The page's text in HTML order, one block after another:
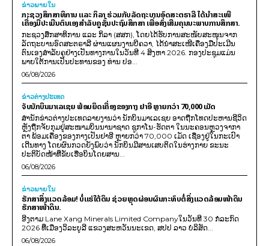
ຂ່າວພາຍ​ໃນ
ກະຊວງສຶກສາທິການ ແລະ ກິລາ ຮ່ວມກັບລັດຖະບານອົດສະຕຣາລີ ໄດ້ນຳສະເໜີ
ເຄື່ອງມືປະເມີນຕົນເອງສຳລັບຄູຊັ້ນປະຖົມສຶກສາ ເພື່ອສົ່ງເສີມຄຸນນະພາບການສຶກສາ.
ກະຊວງສຶກສາທິການ ແລະ ກິລາ (ສສກ), ໂດຍໄດ້ຮັບການສະໜັບສະໜູນຈາກ
ລັດຖະບານອົດສະຕຣາລີ ຜ່ານແຜນງານບີຄວາ, ໄດ້ນຳສະເໜີເຄື່ອງມືປະເມີນ
ຕົນເອງສຳລັບຄູຢ່າງເປັນທາງການໃນວັນທີ 4 ສິງຫາ 2026. ກອງປະຊຸມແມ່ນ
ພາຍໃຕ້ການເປັນປະທານຂອງ ທ່ານ ປອ...
06/08/2026
ຂ່າວຕ່າງປະເທດ
ຈັບນັກບິນມາເລເຊຍ ພ້ອມຍຶດເຄື່ອງຂອງກາງ ຢາອີ ຫຼາຍກວ່າ 70,000 ເມັດ
ສຳນັກຂ່າວຕ່າງປະເທດລາຍງານວ່າ ນັກບິນມາເລເຊຍ ອາດຖືກໂທດປະຫານຊີວິດ
ຫຼັງຖືກຈັບກຸມຢູ່ສະໜາມບິນນານາຊາດ ຊູກາໂນ-ຮັດຕາ ໃນນະຄອນຫຼວງຈາກາ
ຕາ ພ້ອມເຄື່ອງຂອງກາງເປັນຢາອີ ຫຼາຍກວ່າ 70,000 ເມັດ ເຊື່ອງຢູ່ໃນກະເປົາ
ເດີນທາງ ໂດຍຜົນກວດຍັງພົບວ່າ ນັກບິນມີສານເສບຕິດໃນຮ່າງກາຍ ຂະນະ
ປະຕິບັດໜ້າທີ່ຂັບເຮືອບິນໂດຍສານ...
06/08/2026
ຂ່າວພາຍ​ໃນ
ຮັກສາສິ່ງແວດລ້ອມ! ບໍ່ແຮ່ໃຕ້ດິນ ຊ່ວຍຫຼຸດຜ່ອນຜົນກະທົບຕໍ່ສິ່ງແວດລ້ອມໜ້າດິນ
ຮັກສາໜ້າດິນ.
ອີງຕາມ Lane Xang Minerals Limited Companyໃນວັນທີ 30 ກໍລະກົດ
2026 ທີ່ເມືອງວິລະບູລີ ແຂວງສະຫວັນນະເຂດ, ສປປ ລາວ ບໍລິສັດ...
06/08/2026